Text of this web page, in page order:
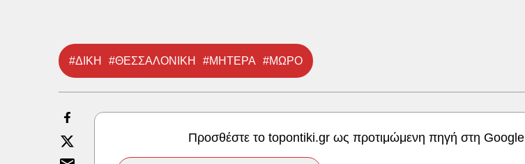
#ΔΙΚΗ #ΘΕΣΣΑΛΟΝΙΚΗ #ΜΗΤΕΡΑ #ΜΩΡΟ
Προσθέστε το topontiki.gr ως προτιμώμενη πηγή στη Google